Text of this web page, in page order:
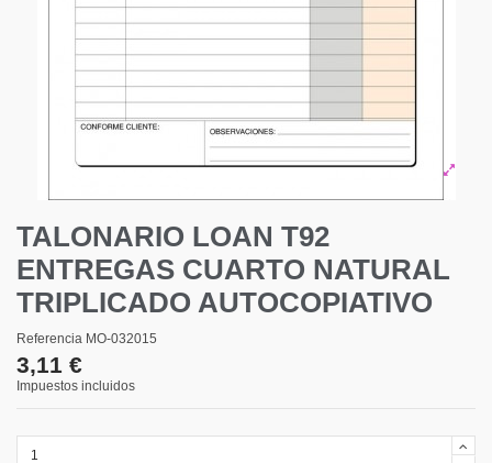
TALONARIO LOAN T92
ENTREGAS CUARTO NATURAL
TRIPLICADO AUTOCOPIATIVO
Referencia MO-032015
3,11 €
Impuestos incluidos